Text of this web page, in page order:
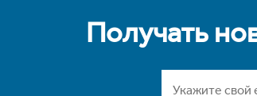
Получать